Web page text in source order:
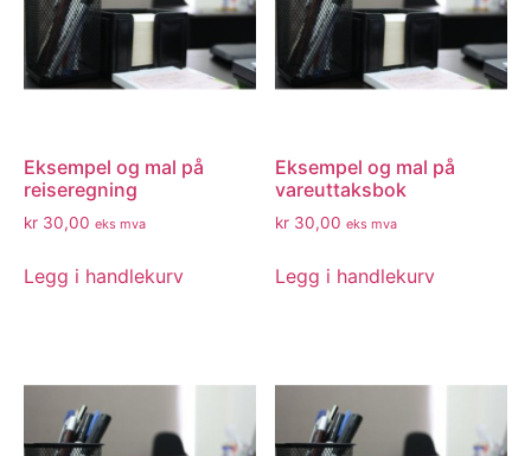
Eksempel og mal på
reiseregning
kr 30,00 eks mva
Legg i handlekurv
Eksempel og mal på
vareuttaksbok
kr 30,00 eks mva
Legg i handlekurv